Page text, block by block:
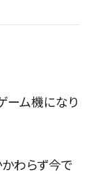
ーム機になり
わらず今で